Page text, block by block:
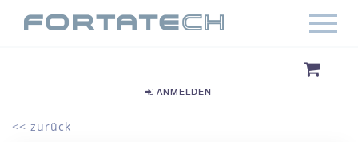
ANMELDEN
<< zurück